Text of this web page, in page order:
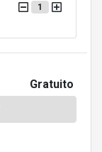
1
Gratuito